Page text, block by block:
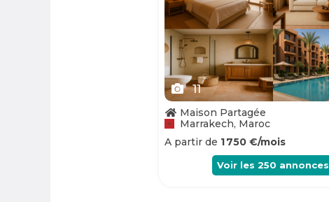
11
Maison Partagée
Marrakech, Maroc
A partir de 1 750 €/mois
Voir les 250 annonces